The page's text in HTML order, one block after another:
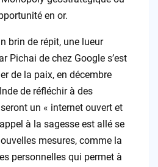
en or.
brin de répit, une lueur
Pichai de chez Google s’est
de la paix, en décembre
de réfléchir à des
un « internet ouvert et
à la sagesse est allé se
mesures, comme la
personnelles qui permet à